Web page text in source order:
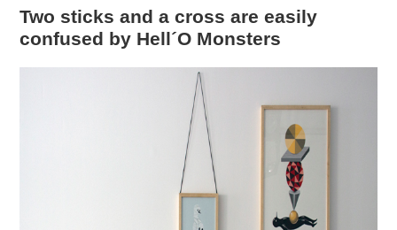
Two sticks and a cross are easily
confused by Hell´O Monsters